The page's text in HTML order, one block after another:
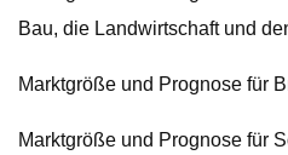
Bau, die Landwirtschaft und
Marktgröße und Prognose für
Marktgröße und Prognose für